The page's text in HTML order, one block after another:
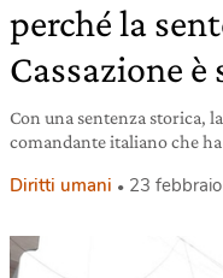
perché la
Cassazione è
Con una sentenza storica,
comandante italiano che
Diritti umani 23